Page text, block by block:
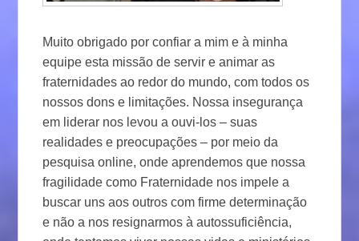
Muito obrigado por confiar a mim e à minha
equipe esta missão de servir e animar as
fraternidades ao redor do mundo, com todos os
nossos dons e limitações. Nossa insegurança
em liderar nos levou a ouvi-los – suas
realidades e preocupações – por meio da
pesquisa online, onde aprendemos que nossa
fragilidade como Fraternidade nos impele a
buscar uns aos outros com firme determinação
e não a nos resignarmos à autossuficiência,